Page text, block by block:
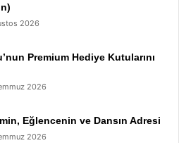
2026
Premium Hediye Kutularını
2026
Eğlencenin ve Dansın Adresi
2026